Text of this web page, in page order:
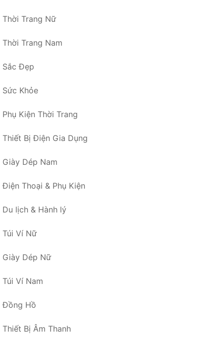
Thời Trang Nữ
Thời Trang Nam
Sắc Đẹp
Sức Khỏe
Phụ Kiện Thời Trang
Thiết Bị Điện Gia Dụng
Giày Dép Nam
Điện Thoại & Phụ Kiện
Du lịch & Hành lý
Túi Ví Nữ
Giày Dép Nữ
Túi Ví Nam
Đồng Hồ
Thiết Bị Âm Thanh